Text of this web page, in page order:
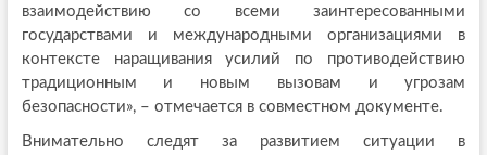
взаимодействию со всеми заинтересованными
государствами и международными организациями в
контексте наращивания усилий по противодействию
традиционным и новым вызовам и угрозам
безопасности», – отмечается в совместном документе.
Внимательно следят за развитием ситуации в